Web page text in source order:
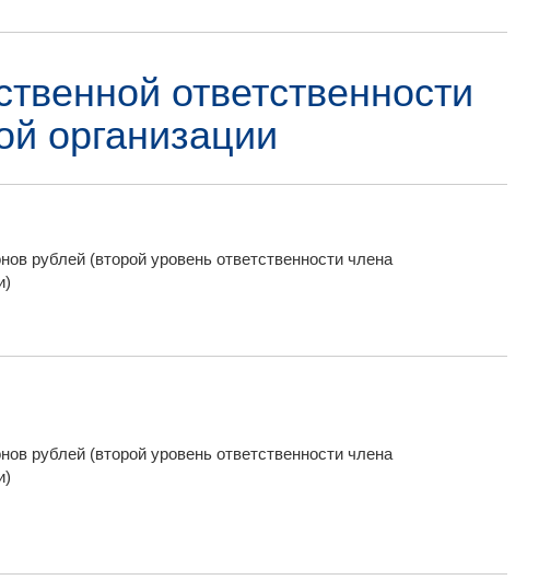
ответственности
организации
рублей (второй уровень ответственности члена
рублей (второй уровень ответственности члена